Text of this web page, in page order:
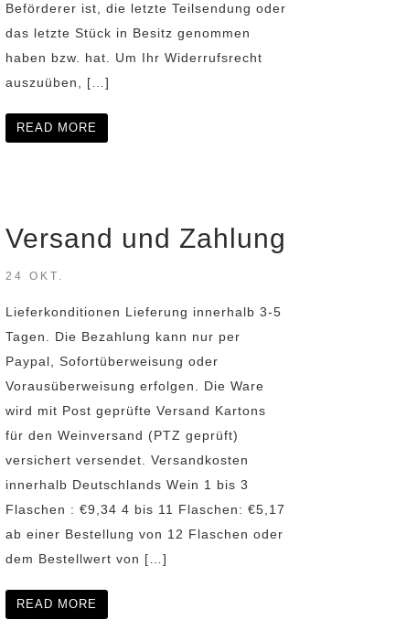
Beförderer ist, die letzte Teilsendung oder
das letzte Stück in Besitz genommen
haben bzw. hat. Um Ihr Widerrufsrecht
auszuüben, […]
READ MORE
Versand und Zahlung
24 OKT.
Lieferkonditionen Lieferung innerhalb 3-5
Tagen. Die Bezahlung kann nur per
Paypal, Sofortüberweisung oder
Vorausüberweisung erfolgen. Die Ware
wird mit Post geprüfte Versand Kartons
für den Weinversand (PTZ geprüft)
versichert versendet. Versandkosten
innerhalb Deutschlands Wein 1 bis 3
Flaschen : €9,34 4 bis 11 Flaschen: €5,17
ab einer Bestellung von 12 Flaschen oder
dem Bestellwert von […]
READ MORE